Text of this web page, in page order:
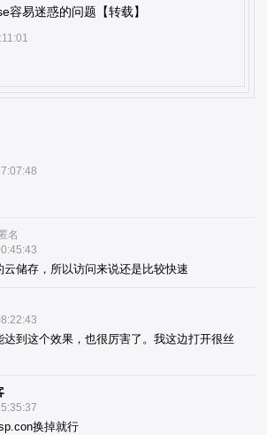
容易迷惑的问题【转载】
名
云储存，所以访问来说还是比较快速
达到这个效果，也很厉害了。我这边打开很丝
换掉就行